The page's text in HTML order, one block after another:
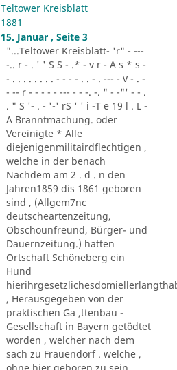
Teltower Kreisblatt
1881
15. Januar , Seite 3
"...Teltower Kreisblatt- 'r" - ---
-.. r - . ' ' S S - .* - v r - A s * s -
- . . . . . . . . - - - - . . - . --- - v - . -
- -- r - - - - - --- - - -. -. " - -"' - - .
. " S '- . - '-' rS ' ' i -T e 19 l . L -
A Branntmachung. oder
Vereinigte * Alle
diejenigenmilitairdflechtigen ,
welche in der benach
Nachdem am 2 . d . n den
Jahren1859 dis 1861 geboren
sind , (Allgem7nc
deutscheartenzeitung,
Obschounfreund, Bürger- und
Dauernzeitung.) hatten
Ortschaft Schöneberg ein
Hund
, Herausgegeben von der
praktischen Ga ,ttenbau -
Gesellschaft in Bayern getödtet
worden , welcher nach dem
sach zu Frauendorf . welche ,